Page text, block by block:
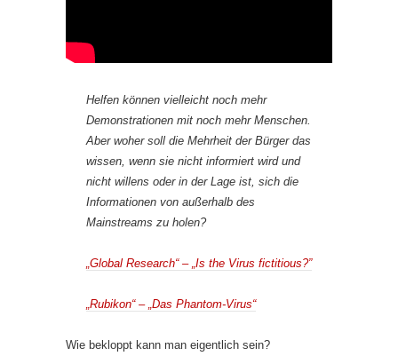
Helfen können vielleicht noch mehr
Demonstrationen mit noch mehr Menschen.
Aber woher soll die Mehrheit der Bürger das
wissen, wenn sie nicht informiert wird und
nicht willens oder in der Lage ist, sich die
Informationen von außerhalb des
Mainstreams zu holen?
„Global Research“ – „Is the Virus fictitious?”
„Rubikon“ – „Das Phantom-Virus“
Wie bekloppt kann man eigentlich sein?